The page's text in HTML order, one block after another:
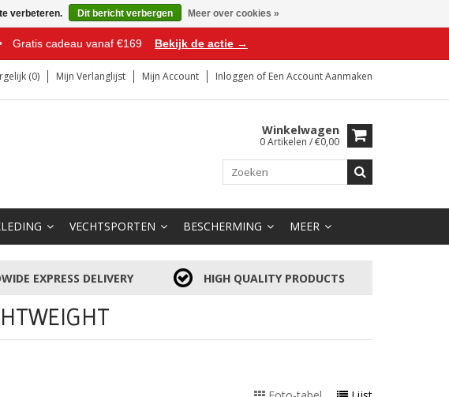
Gratis cadeau vanaf €169 Bekijk de actie →
(0) Mijn Verlanglijst Mijn Account Inloggen of Een Account Aanmaken
Winkelwagen
0 Artikelen / €0,00
VECHTSPORTEN BESCHERMING MEER
EXPRESS DELIVERY HIGH QUALITY PRODUCTS
verbeteren. Dit bericht verbergen Meer over cookies »